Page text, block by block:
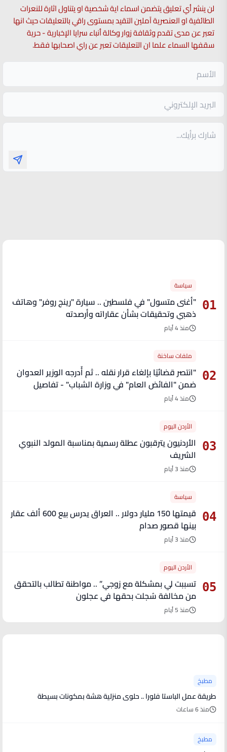
لن ينشر أي تعليق يتضمن اسماء اية شخصية او يتناول اثارة للنعرات
الطائفية او العنصرية آملين التقيد بمستوى راقي بالتعليقات حيث انها
تعبر عن مدى تقدم وثقافة زوار وكالة أنباء سرايا الإخبارية - حرية
سقفها السماء علما ان التعليقات تعبر عن راي اصحابها فقط.
01
سياسة
"أغنى متسول" في فلسطين .. سيارة "رينج روفر" وهاتف
ذهبي وتحقيقات بشأن عقاراته وأرصدته
منذ 4 أيام
02
ملفات ساخنة
"انتصر قضائيًا بإلغاء قرار نقله .. ثم أُدرجه الوزير العدوان
ضمن "الفائض العام" في وزارة الشباب" - تفاصيل
منذ 4 أيام
03
الأردن اليوم
الأردنيون يترقبون عطلة رسمية بمناسبة المولد النبوي
الشريف
منذ 3 أيام
04
سياسة
قيمتها 150 مليار دولار .. العراق يدرس بيع 600 ألف عقار
بينها قصور صدام
منذ 3 أيام
05
الأردن اليوم
تسببت لي بمشكلة مع زوجي” .. مواطنة تطالب بالتحقق
من مخالفة سُجلت بحقها في عجلون
منذ 5 أيام
مطبخ
طريقة عمل الباستا فلورا .. حلوى منزلية هشة بمكونات بسيطة
منذ 6 ساعات
مطبخ